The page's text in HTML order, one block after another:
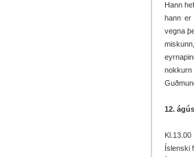
Hann
hann er
vegna
nokkurn
12.
Kl.13.00
Íslenski